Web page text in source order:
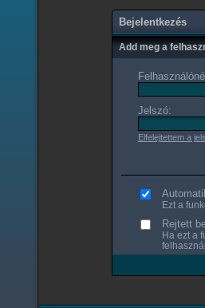
Bejelentkezés
Add meg a
Jelszó:
Elfelejtettem a
Ezt a
Rejtett
Ha ezt a